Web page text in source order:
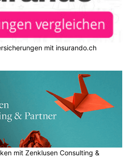
mit insurando.ch
mit Zenklusen Consulting &